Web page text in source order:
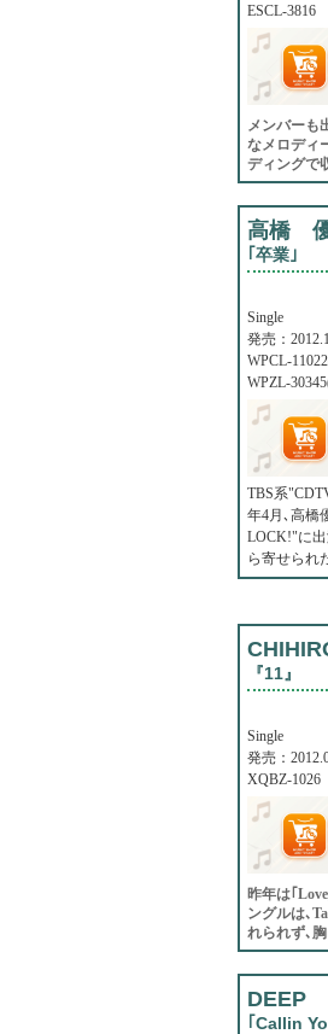
ESCL-3816
メンバーも
なメロディ
ディングで
高橋
｢卒業｣
Single
発売：
WPCL-
WPZL-
TBS系
年4月､高橋
LOCK!"に
ら寄せられ
『11』
Single
発売：
XQBZ-1026
昨年は｢
ングルは､
れられず､
DEEP
｢Callin